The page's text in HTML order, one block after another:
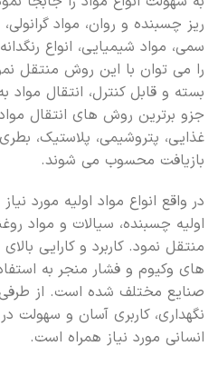
ریز چسبنده و روان، مواد
سمی، مواد شیمیایی، انواع
را می توان با این روش منتقل
بسته و قابل کنترل، انتقال
جزو برترین روش های انتقال
غذایی، پتروشیمی، پلاستیک،
بازیافت محسوب می شوند.
در واقع انواع مواد اولیه مورد
اولیه چسبنده، سیالات و مواد
منتقل نمود. کاربرد و کارایی
های وکیوم و فشار منجر به
صنایع مختلف شده است. از طرفی
نگهداری، کاربری آسان و سهولت
انسانی مورد نیاز همراه است.